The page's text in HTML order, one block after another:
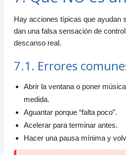
Hay acciones típicas que ayudan
dan una falsa sensación de
descanso real.
7.1. Errores
Abrir la ventana o poner
medida.
Aguantar porque “falta poco”.
Acelerar para terminar antes.
Hacer una pausa mínima y